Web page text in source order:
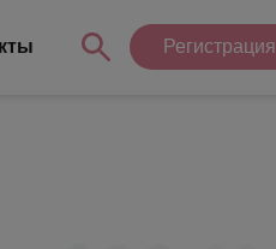
Регистрация